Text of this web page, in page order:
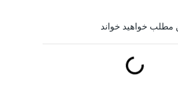
مطلب خواهید خواند